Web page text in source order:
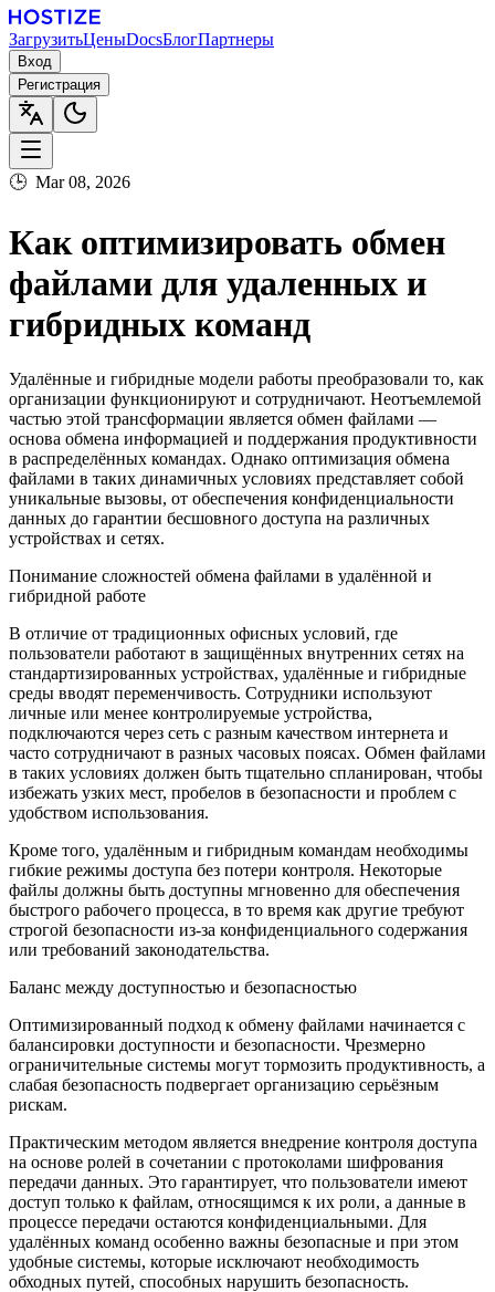
ЗагрузитьЦеныDocsБлогПартнеры
Вход
Регистрация
🕒 Mar 08, 2026
Как оптимизировать обмен
файлами для удаленных и
гибридных команд
Удалённые и гибридные модели работы преобразовали то, как
организации функционируют и сотрудничают. Неотъемлемой
частью этой трансформации является обмен файлами —
основа обмена информацией и поддержания продуктивности
в распределённых командах. Однако оптимизация обмена
файлами в таких динамичных условиях представляет собой
уникальные вызовы, от обеспечения конфиденциальности
данных до гарантии бесшовного доступа на различных
устройствах и сетях.
Понимание сложностей обмена файлами в удалённой и
гибридной работе
В отличие от традиционных офисных условий, где
пользователи работают в защищённых внутренних сетях на
стандартизированных устройствах, удалённые и гибридные
среды вводят переменчивость. Сотрудники используют
личные или менее контролируемые устройства,
подключаются через сеть с разным качеством интернета и
часто сотрудничают в разных часовых поясах. Обмен файлами
в таких условиях должен быть тщательно спланирован, чтобы
избежать узких мест, пробелов в безопасности и проблем с
удобством использования.
Кроме того, удалённым и гибридным командам необходимы
гибкие режимы доступа без потери контроля. Некоторые
файлы должны быть доступны мгновенно для обеспечения
быстрого рабочего процесса, в то время как другие требуют
строгой безопасности из-за конфиденциального содержания
или требований законодательства.
Баланс между доступностью и безопасностью
Оптимизированный подход к обмену файлами начинается с
балансировки доступности и безопасности. Чрезмерно
ограничительные системы могут тормозить продуктивность, а
слабая безопасность подвергает организацию серьёзным
рискам.
Практическим методом является внедрение контроля доступа
на основе ролей в сочетании с протоколами шифрования
передачи данных. Это гарантирует, что пользователи имеют
доступ только к файлам, относящимся к их роли, а данные в
процессе передачи остаются конфиденциальными. Для
удалённых команд особенно важны безопасные и при этом
удобные системы, которые исключают необходимость
обходных путей, способных нарушить безопасность.